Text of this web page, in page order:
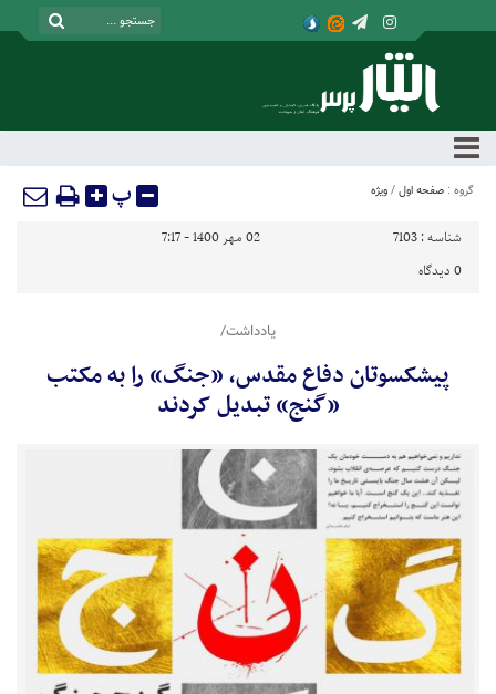
گروه : صفحه اول / ویژه پ
شناسه : 7103
02 مهر 1400 - 7:17
0 دیدگاه
یادداشت/
پیشکسوتان دفاع مقدس، «جنگ» را به مکتب
«گنج» تبدیل کردند